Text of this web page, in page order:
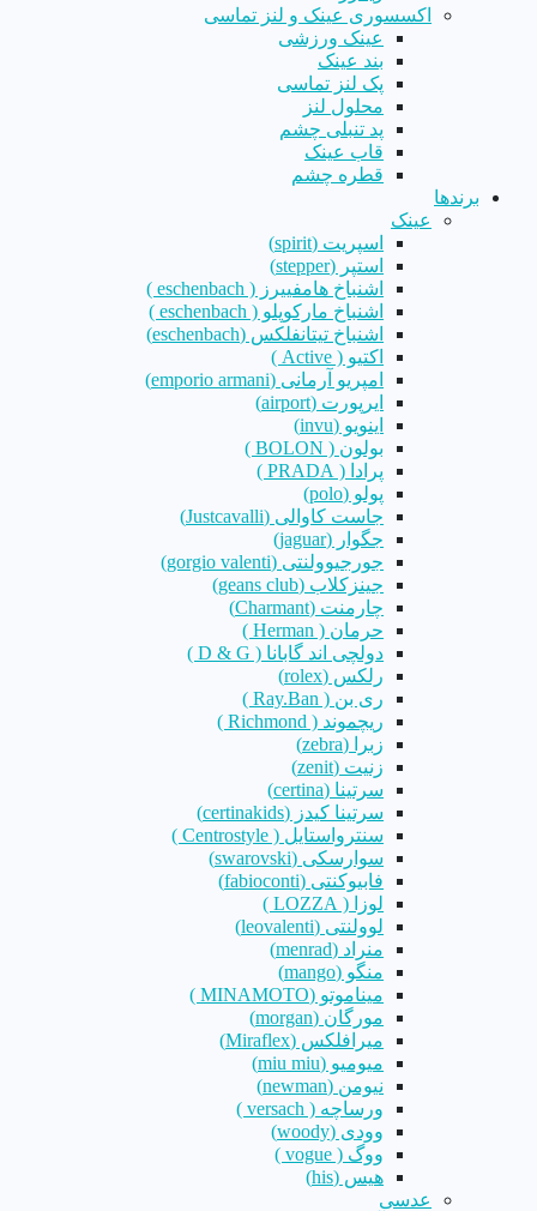
اکسسوری عینک و لنز تماسی
عینک ورزشی
بند عینک
پک لنز تماسی
محلول لنز
پد تنبلی چشم
قاب عینک
قطره چشم
برندها
عینک
اسپریت (spirit)
استپر (stepper)
اشنباخ هامفییرز ( eschenbach )
اشنباخ مارکوپلو ( eschenbach )
اشنباخ تیتانفلکس (eschenbach)
اکتیو ( Active )
امپریو آرمانی (emporio armani)
ایرپورت (airport)
اینویو (invu)
بولون ( BOLON )
پرادا ( PRADA )
پولو (polo)
جاست کاوالی (Justcavalli)
جگوار (jaguar)
جورجیوولنتی (gorgio valenti)
جینزکلاب (geans club)
چارمنت (Charmant)
حرمان ( Herman )
دولچی اند گابانا ( D & G )
رلکس (rolex)
ری بن ( Ray.Ban )
ریچموند ( Richmond )
زبرا (zebra)
زنیت (zenit)
سرتینا (certina)
سرتینا کیدز (certinakids)
سنترواستایل ( Centrostyle )
سوارسکی (swarovski)
فابیوکنتی (fabioconti)
لوزا ( LOZZA )
لوولنتی (leovalenti)
منراد (menrad)
منگو (mango)
میناموتو (MINAMOTO )
مورگان (morgan)
میرافلکس (Miraflex)
میومیو (miu miu)
نیومن (newman)
ورساچه ( versach )
وودی (woody)
ووگ ( vogue )
هیس (his)
عدسی